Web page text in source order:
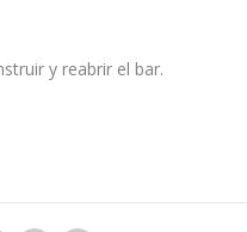
y reabrir el bar.